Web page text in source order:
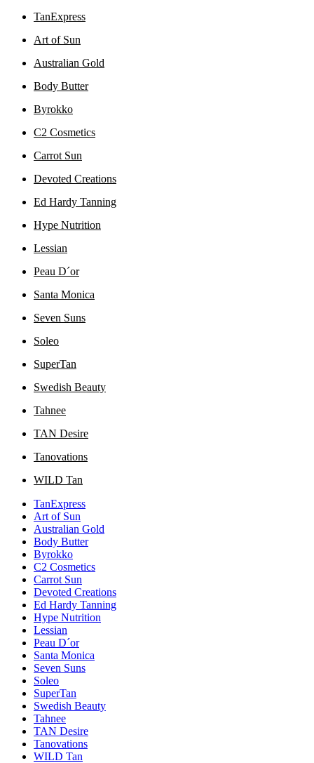
TanExpress
Art of Sun
Australian Gold
Body Butter
Byrokko
C2 Cosmetics
Carrot Sun
Devoted Creations
Ed Hardy Tanning
Hype Nutrition
Lessian
Peau D´or
Santa Monica
Seven Suns
Soleo
SuperTan
Swedish Beauty
Tahnee
TAN Desire
Tanovations
WILD Tan
TanExpress
Art of Sun
Australian Gold
Body Butter
Byrokko
C2 Cosmetics
Carrot Sun
Devoted Creations
Ed Hardy Tanning
Hype Nutrition
Lessian
Peau D´or
Santa Monica
Seven Suns
Soleo
SuperTan
Swedish Beauty
Tahnee
TAN Desire
Tanovations
WILD Tan